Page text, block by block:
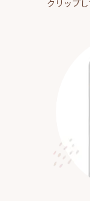
クリップ